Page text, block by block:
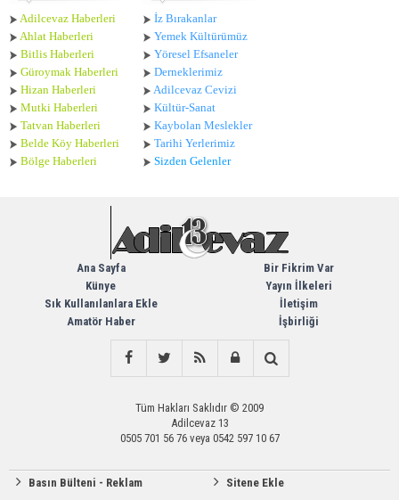
Adilcevaz Haberleri
Ahlat Haberleri
Bitlis Haberleri
Güroymak Haberleri
Hizan Haberleri
Mutki Haberleri
Tatvan Haberleri
Belde Köy Haberleri
Bölge Haberleri
İz Bırakanlar
Yemek Kültürümüz
Yöresel Efsaneler
Derneklerimiz
Adilcevaz Cevizi
Kültür-Sanat
Kaybolan Meslekler
Tarihi Yerlerimiz
Sizden Gelenler
Ana Sayfa
Künye
Sık Kullanılanlara Ekle
Amatör Haber
Bir Fikrim Var
Yayın İlkeleri
İletişim
İşbirliği
Tüm Hakları Saklıdır © 2009
Adilcevaz 13
0505 701 56 76 veya 0542 597 10 67
Basın Bülteni - Reklam
Sitene Ekle